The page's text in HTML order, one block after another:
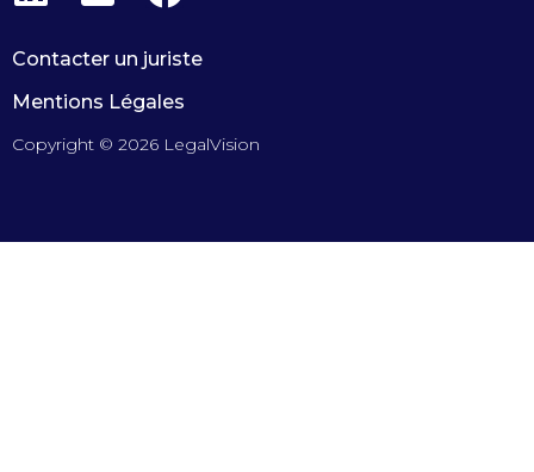
Contacter un juriste
Mentions Légales
Copyright © 2026 LegalVision